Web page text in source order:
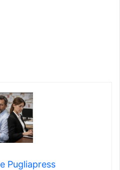
Pugliapress